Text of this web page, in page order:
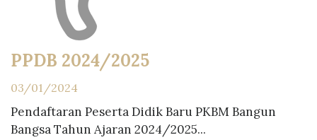
PPDB 2024/2025
03/01/2024
Pendaftaran Peserta Didik Baru PKBM Bangun
Bangsa Tahun Ajaran 2024/2025...